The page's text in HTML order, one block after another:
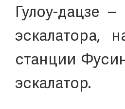
Гулоу-дацзе
эскалатора,
станции
эскалатор.